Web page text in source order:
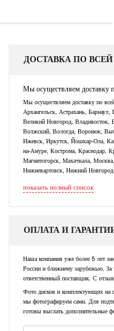
ДОСТАВКА ПО
Мы осуществляем доставку
Мы осуществляем доставку по
Архангельск, Астрахань,
Великий Новгород, Владивосток,
Волжский, Вологда, Воронеж,
Ижевск, Иркутск, Йошкар-Ола,
на-Амуре, Кострома, Краснодар,
Магнитогорск, Махачкала,
Нижневартовск, Нижний
показать полный список
ОПЛАТА И
Наша компания уже более 5 лет
России и ближнему зарубежью. За
ответственный поставщик. С
Фото дисков и комплектующих на
мы фотографируем сами. Для
готовы выслать дополнительные